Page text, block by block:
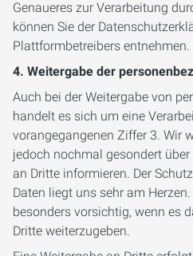
Genaueres zur Verarbeitung
können Sie der
Plattformbetreibers entnehmen.
4. Weitergabe der
Auch bei der Weitergabe von
handelt es sich um eine
vorangegangenen Ziffer 3. Wir
jedoch nochmal gesondert
an Dritte informieren. Der
Daten liegt uns sehr am
besonders vorsichtig, wenn es
Dritte weiterzugeben.